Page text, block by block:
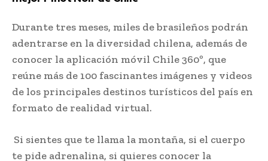
Durante tres meses, miles de brasileños podrán
adentrarse en la diversidad chilena, además de
conocer la aplicación móvil Chile 360º, que
reúne más de 100 fascinantes imágenes y videos
de los principales destinos turísticos del país en
formato de realidad virtual.
Si sientes que te llama la montaña, si el cuerpo
te pide adrenalina, si quieres conocer la